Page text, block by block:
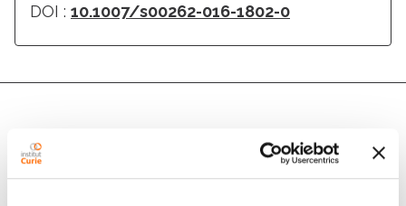
DOI : 10.1007/s00262-016-1802-0
Auteurs